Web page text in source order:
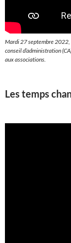
Mardi 27 septembre 2022,
conseil d’administration
aux associations.
Les temps